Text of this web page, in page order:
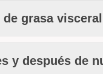
grasa
y después de